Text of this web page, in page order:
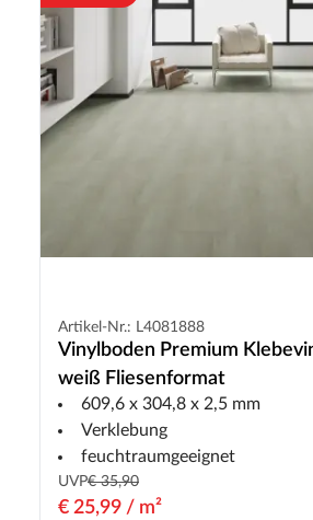
Artikel-Nr.: L4081888
Vinylboden Premium
weiß Fliesenformat
609,6 x 304,8 x 2,5 mm
Verklebung
feuchtraumgeeignet
UVP€ 35,90
€ 25,99 / m²